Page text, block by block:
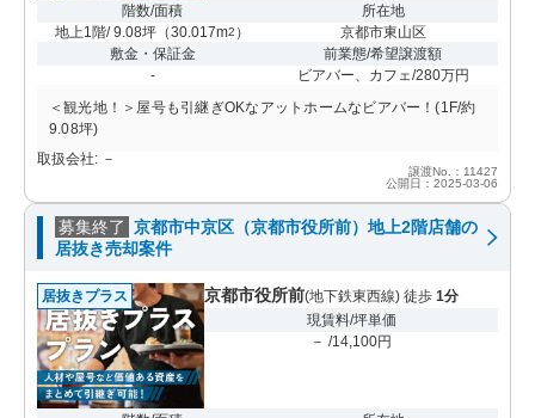
階数/面積
地上1階/ 9.08坪 （30.017m2 ）
所在地
京都市東山区
敷金・保証金
-
前業態/希望譲渡額
ビアバー、カフェ/280万円
＜観光地！＞屋号も引継ぎOKなアットホームなビアバー！(1F/約
9.08坪)
取扱会社: －
譲渡No.：11427
公開日：2025-03-06
募集終了 京都市中京区（京都市役所前）地上2階店舗の
居抜き売却案件
居抜きプラス 京都市役所前(地下鉄東西線) 徒歩 1分
現賃料/坪単価
－ /14,100円